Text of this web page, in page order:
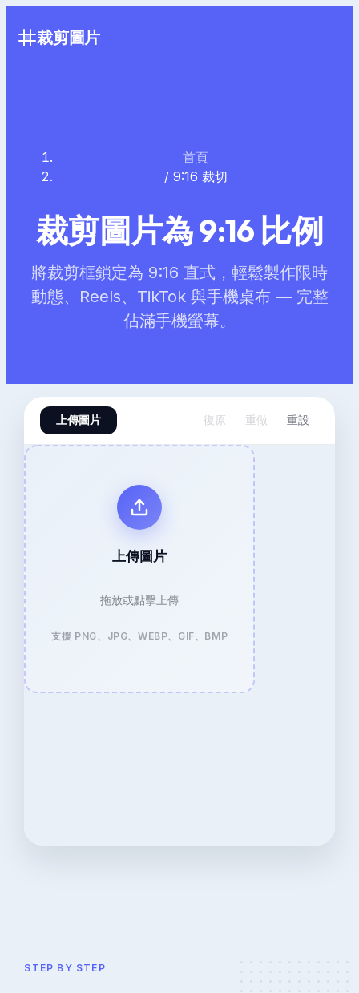
裁剪圖片
首頁
/ 9:16 裁切
裁剪圖片為 9:16 比例
將裁剪框鎖定為 9:16 直式，輕鬆製作限時
動態、Reels、TikTok 與手機桌布 — 完整
佔滿手機螢幕。
上傳圖片 復原 重做 重設
上傳圖片
拖放或點擊上傳
支援 PNG、JPG、WEBP、GIF、BMP
STEP BY STEP